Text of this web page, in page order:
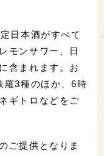
日本酒がすべて
モンサワー、日
含まれます。お
羅3種のほか、6時
ギトロなどをご
ご提供となりま